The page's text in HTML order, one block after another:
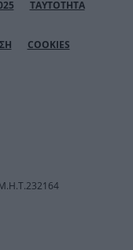
ΤΑΥΤΟΤΗΤΑ
COOKIES